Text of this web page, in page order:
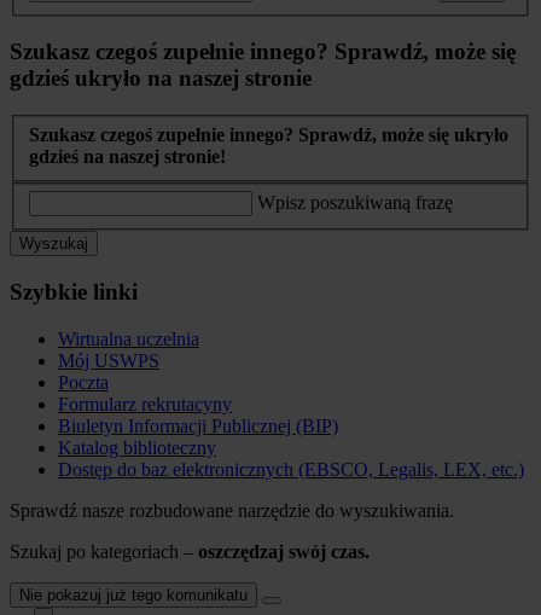
Szukasz czegoś zupełnie innego? Sprawdź, może się
gdzieś ukryło na naszej stronie
Szukasz czegoś zupełnie innego? Sprawdź, może się ukryło
gdzieś na naszej stronie!
Wpisz poszukiwaną frazę
Wyszukaj
Szybkie linki
Wirtualna uczelnia
Mój USWPS
Poczta
Formularz rekrutacyny
Biuletyn Informacji Publicznej (BIP)
Katalog biblioteczny
Dostęp do baz elektronicznych (EBSCO, Legalis, LEX, etc.)
Sprawdź nasze rozbudowane narzędzie do wyszukiwania.
Szukaj po kategoriach – oszczędzaj swój czas.
Nie pokazuj już tego komunikatu